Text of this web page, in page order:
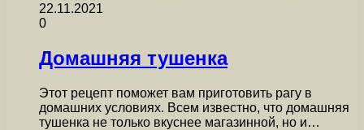
22.11.2021
0
Домашняя тушенка
Этот рецепт поможет вам приготовить рагу в
домашних условиях. Всем известно, что домашняя
тушенка не только вкуснее магазинной, но и…